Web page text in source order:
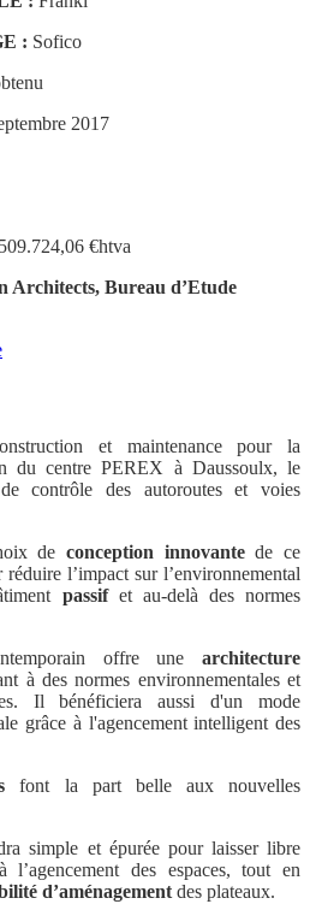
: Sofico
2017
€htva
Architects, Bureau d’Etude
et maintenance pour la
du centre PEREX à Daussoulx, le
contrôle des autoroutes et voies
de conception innovantede ce
l’impact sur l’environnemental
passifet au-delà des normes
offre une architecture
à des normes environnementales et
Il bénéficiera aussi d'un mode
grâce à l'agencement intelligent des
font la part belle aux nouvelles
simple et épurée pour laisser libre
des espaces, tout en
d’aménagement des plateaux.